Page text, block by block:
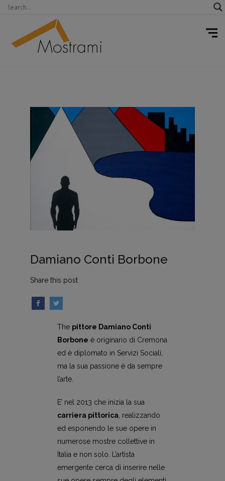
Damiano Conti Borbone
Share this post
The pittore Damiano Conti
Borbone è originario di Cremona
ed è diplomato in Servizi Sociali,
ma la sua passione è da sempre
l’arte.
E’ nel 2013 che inizia la sua
carriera pittorica, realizzando
ed esponendo le sue opere in
numerose mostre collettive in
Italia e non solo. L’artista
emergente cerca di inserire nelle